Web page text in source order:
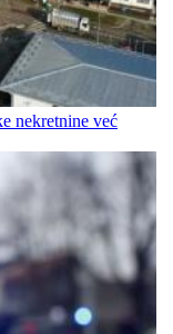
nekretnine već